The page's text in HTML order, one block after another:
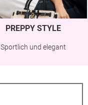
PREPPY STYLE
Sportlich und elegant